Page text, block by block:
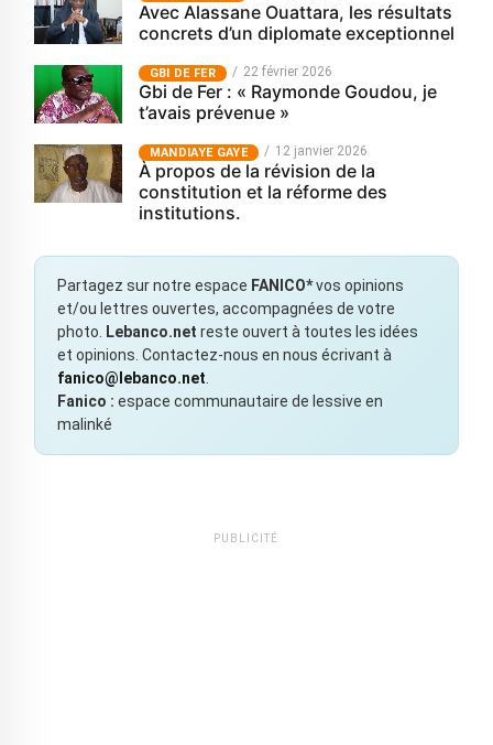
Avec Alassane Ouattara, les résultats
concrets d’un diplomate exceptionnel
GBI DE FER 22 février 2026
Gbi de Fer : « Raymonde Goudou, je
t’avais prévenue »
MANDIAYE GAYE 12 janvier 2026
À propos de la révision de la
constitution et la réforme des
institutions.
Partagez sur notre espace FANICO*vos opinions
et/ou lettres ouvertes, accompagnées de votre
photo.
Lebanco.net reste ouvert à toutes les idées
et opinions. Contactez-nous en nous écrivant à
fanico@lebanco.net
Fanico : espace communautaire de lessive en
malinké
PUBLICITÉ